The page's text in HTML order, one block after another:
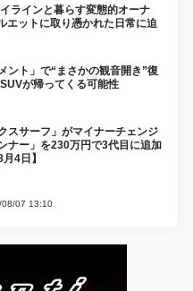
ラインと暮らす変態的オーナ
エットに取り憑かれた日常に迫
ント」で“まさかの観音開き”復
が帰ってくる可能性
スサーフ」がマイナーチェンジ
ナー」を230万円で3代目に追加
4日】
08/07 13:10